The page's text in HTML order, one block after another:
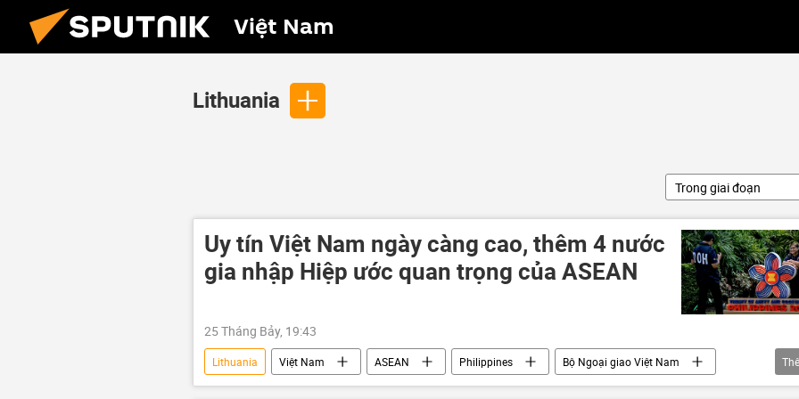
Việt Nam
Lithuania
Trong giai đoạn
Uy tín Việt Nam ngày càng cao, thêm 4 nước
gia nhập Hiệp ước quan trọng của ASEAN
25 Tháng Bảy, 19:43
Lithuania Việt Nam ASEAN Philippines
Bộ Ngoại giao Việt Nam
Hội nghị thượng đỉnh ASEAN
Đông Nam Á Thổ Nhĩ Kỳ
Trung Đông